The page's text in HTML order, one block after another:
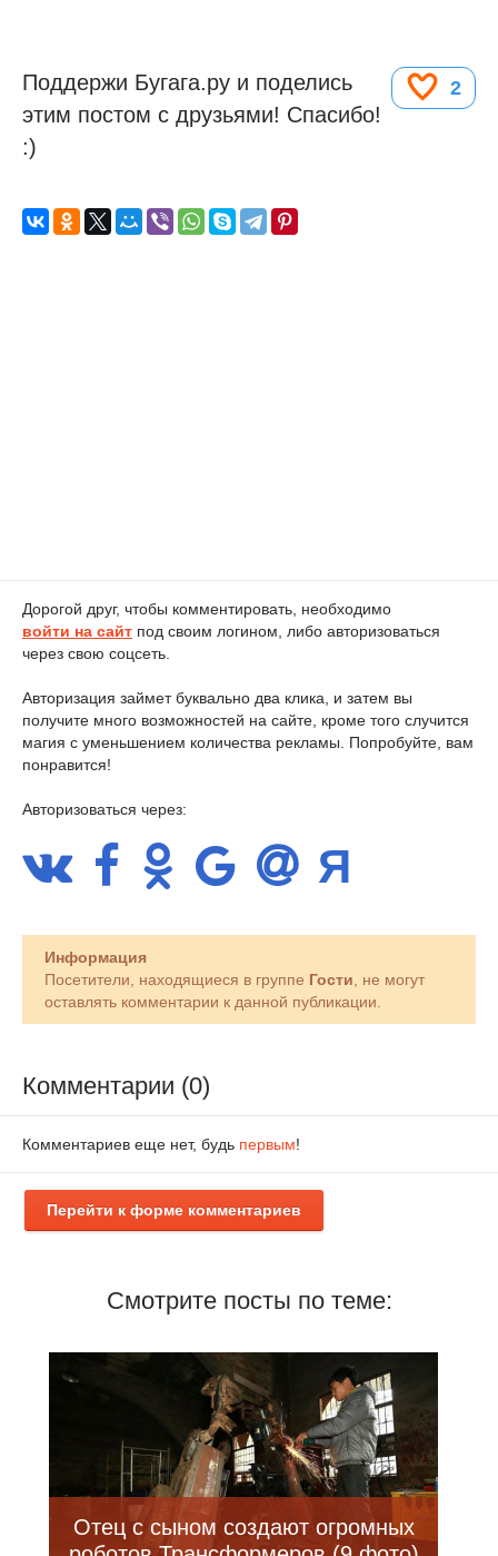
2
Поддержи Бугага.ру и поделись
этим постом с друзьями! Спасибо!
:)
Дорогой друг, чтобы комментировать, необходимо
войти на сайт под своим логином, либо авторизоваться
через свою соцсеть.
Авторизация займет буквально два клика, и затем вы
получите много возможностей на сайте, кроме того случится
магия с уменьшением количества рекламы. Попробуйте, вам
понравится!
Авторизоваться через:
Информация
Посетители, находящиеся в группе Гости , не могут
оставлять комментарии к данной публикации.
Комментарии (0)
Комментариев еще нет, будь первым!
Перейти к форме комментариев
Смотрите посты по теме:
Отец с сыном создают огромных